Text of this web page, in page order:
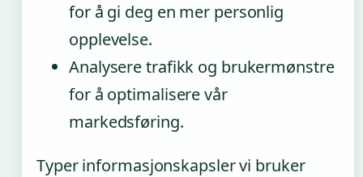
for å gi deg en mer personlig
opplevelse.
Analysere trafikk og brukermønstre
for å optimalisere vår
markedsføring.
Typer informasjonskapsler vi bruker